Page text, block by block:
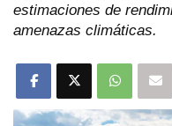
estimaciones de
amenazas climáticas.